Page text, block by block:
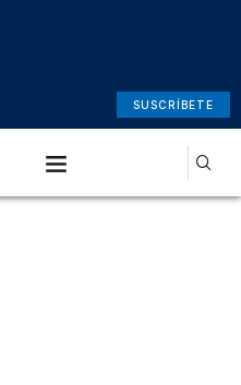
SUSCRÍBETE